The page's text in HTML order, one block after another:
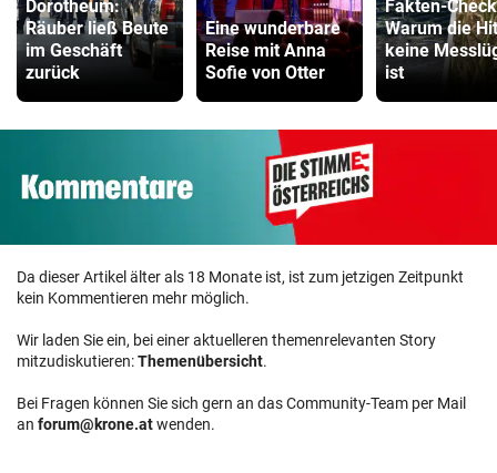
Dorotheum:
Räuber ließ Beute
im Geschäft
zurück
Eine wunderbare
Reise mit Anna
Sofie von Otter
Fakten-
Warum die
keine
ist
Da dieser Artikel älter als 18 Monate ist, ist zum jetzigen Zeitpunkt
kein Kommentieren mehr möglich.
Wir laden Sie ein, bei einer aktuelleren themenrelevanten Story
mitzudiskutieren:Themenübersicht.
Bei Fragen können Sie sich gern an das Community-Team per Mail
an forum@krone.atwenden.